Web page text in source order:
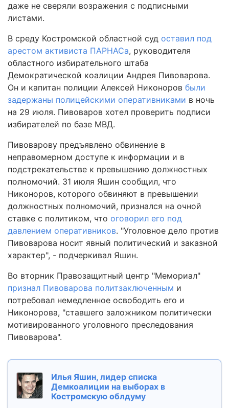
даже не сверяли возражения с подписными
листами.
В среду Костромской областной суд оставил под
арестом активиста ПАРНАСа, руководителя
областного избирательного штаба
Демократической коалиции Андрея Пивоварова.
Он и капитан полиции Алексей Никоноров были
задержаны полицейскими оперативниками в ночь
на 29 июля. Пивоваров хотел проверить подписи
избирателей по базе МВД.
Пивоварову предъявлено обвинение в
неправомерном доступе к информации и в
подстрекательстве к превышению должностных
полномочий. 31 июля Яшин сообщил, что
Никоноров, которого обвиняют в превышении
должностных полномочий, признался на очной
ставке с политиком, что оговорил его под
давлением оперативников. "Уголовное дело против
Пивоварова носит явный политический и заказной
характер", - подчеркивал Яшин.
Во вторник Правозащитный центр "Мемориал"
признал Пивоварова политзаключенным и
потребовал немедленное освободить его и
Никонорова, "ставшего заложником политически
мотивированного уголовного преследования
Пивоварова".
Илья Яшин, лидер списка
Демкоалиции на выборах в
Костромскую облдуму